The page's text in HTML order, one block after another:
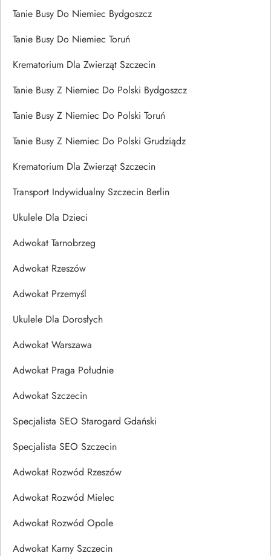
Tanie Busy Do Niemiec Bydgoszcz
Tanie Busy Do Niemiec Toruń
Krematorium Dla Zwierząt Szczecin
Tanie Busy Z Niemiec Do Polski Bydgoszcz
Tanie Busy Z Niemiec Do Polski Toruń
Tanie Busy Z Niemiec Do Polski Grudziądz
Krematorium Dla Zwierząt Szczecin
Transport Indywidualny Szczecin Berlin
Ukulele Dla Dzieci
Adwokat Tarnobrzeg
Adwokat Rzeszów
Adwokat Przemyśl
Ukulele Dla Dorosłych
Adwokat Warszawa
Adwokat Praga Południe
Adwokat Szczecin
Specjalista SEO Starogard Gdański
Specjalista SEO Szczecin
Adwokat Rozwód Rzeszów
Adwokat Rozwód Mielec
Adwokat Rozwód Opole
Adwokat Karny Szczecin